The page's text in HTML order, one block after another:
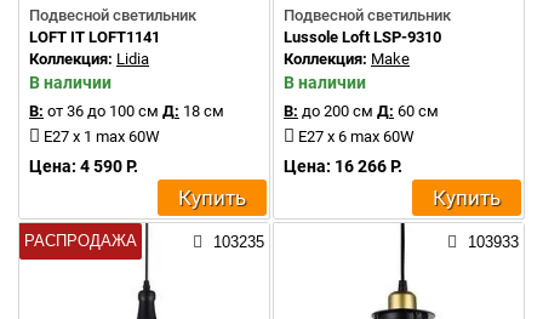
Подвесной светильник
LOFT IT LOFT1141
Коллекция: Lidia
В наличии
В: от 36 до 100 см Д: 18 см
E27 x 1 max 60W
Цена: 4 590 Р.
Купить
Подвесной светильник
Lussole Loft LSP-9310
Коллекция: Make
В наличии
В: до 200 см Д: 60 см
E27 x 6 max 60W
Цена: 16 266 Р.
Купить
РАСПРОДАЖА 103235 103933